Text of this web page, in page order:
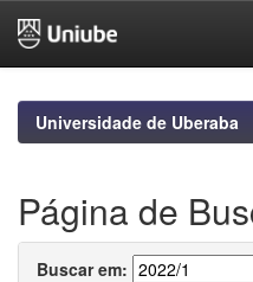
navigationUniversidade de Uberaba
Página de
Buscar em: